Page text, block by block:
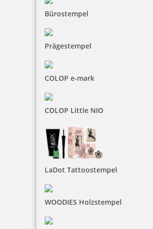
Bürostempel
Prägestempel
COLOP e-mark
COLOP Little NIO
LaDot Tattoostempel
WOODIES Holzstempel
Jetzt gestalten
Holzstempel Der Weg ist das
22,05 €
Jetzt gestalten